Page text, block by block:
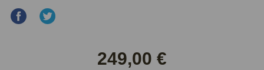
Partager
249,00 €